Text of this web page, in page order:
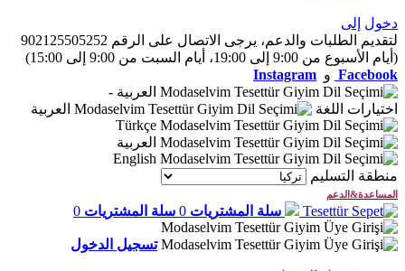
دخول إلى
لتقديم الطلبات والدعم، يرجى الاتصال على الرقم 902125505252
(أيام الأسبوع من 9:00 إلى 19:00، أيام السبت من 9:00 إلى 15:00)
Facebook و Instagram
العربية -
اختيارات اللغة
العربية
العربية
منطقة التسليم
المساعدة&الدعم
سلة المشتريات 0 سلة المشتريات 0
تسجيل الدخول